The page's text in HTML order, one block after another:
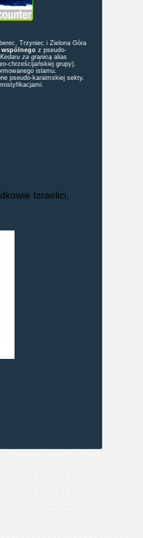
Trzyniec i Zielona Góra
z pseudo-
za granicą alias
chrześcijańskiej grupy).
islamu.
pseudo-karaimskiej sekty.
Izraelici,